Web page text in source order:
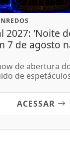
2027: 'Noite
7 de agosto
de abertura
de
ACESSAR